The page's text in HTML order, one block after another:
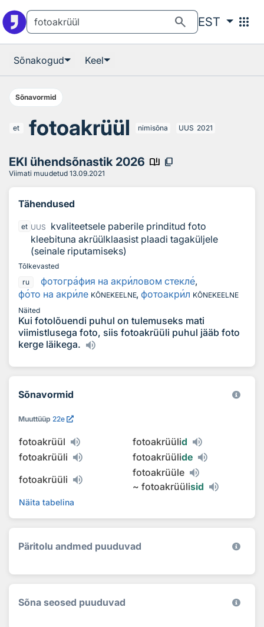
search EST apps
Sõnakogud Keel
Sõnavormid
et fotoakrüül nimisõna UUS 2021
EKI ühendsõnastik 2026 book_ribbon content_copy
Viimati muudetud 13.09.2021
Tähendused
et UUS
kvaliteetsele paberile prinditud foto
kleebituna akrüülklaasist plaadi tagaküljele
(seinale riputamiseks)
Tõlkevasted
ru
фотография на акриловом стекле,
фото на акриле KÕNEKEELNE, фотоакрил KÕNEKEELNE
Näited
Kui fotolõuendi puhul on tulemuseks mati
viimistlusega foto, siis fotoakrüüli puhul jääb foto
kerge läikega.
Sõnavormid
Muuttüüp 22e
fotoakrüül fotoakrüülid
fotoakrüüli
fotoakrüülide
fotoakrüüli
fotoakrüüle
~ fotoakrüülisid
Näita tabelina
Päritolu andmed puuduvad
Sõna seosed puuduvad